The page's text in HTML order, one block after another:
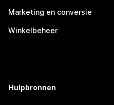
Marketing en conversie
Winkelbeheer
Hulpbronnen